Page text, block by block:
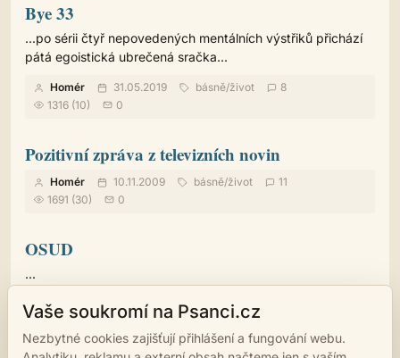
Bye 33
...po sérii čtyř nepovedených mentálních výstřiků přichází
pátá egoistická ubrečená sračka...
Homér 31.05.2019 básně/život
8
1316 (10)
0
Pozitivní zpráva z televizních novin
Homér 10.11.2009 básně/život
11
1691 (30)
0
OSUD
...
GULI 09.11.2012 básně život
0
Vaše soukromí na Psanci.cz
Nezbytné cookies zajišťují přihlášení a fungování webu.